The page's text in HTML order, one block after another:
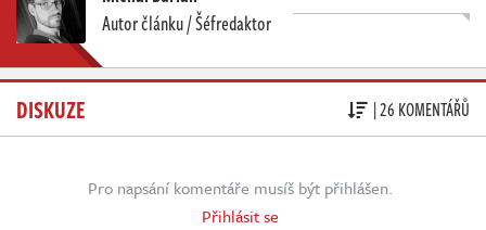
Autor článku / Šéfredaktor
DISKUZE | 26 KOMENTÁŘŮ
Pro napsání komentáře musíš být přihlášen.
Přihlásit se